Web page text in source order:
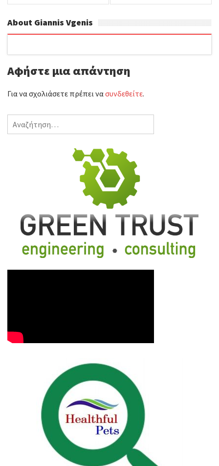
k
ε
τ
ε
ΕΦΑΡΜΟΓΕΣ ΣΤΙΣ
ΑΠΕΝΤΟΜΩΣΕΙΣ-
ΜΥΟΚΤΟΝΙΕΣ –
ΚΑΤΟΙΚΗΜΕΝΟΥΣ
ΧΩΡΟΥΣ»
About Giannis Vgenis
Αφήστε μια απάντηση
Για να σχολιάσετε πρέπει νασυνδεθείτε.
Αναζήτηση
για: